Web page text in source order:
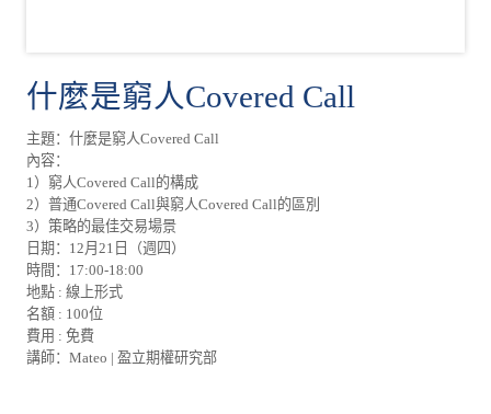
什麼是窮人Covered Call
主題：什麼是窮人Covered Call
內容：
1）窮人Covered Call的構成
2）普通Covered Call與窮人Covered Call的區別
3）策略的最佳交易場景
日期：12月21日（週四）
時間：17:00-18:00
地點 : 線上形式
名額 : 100位
費用 : 免費
講師：Mateo | 盈立期權研究部